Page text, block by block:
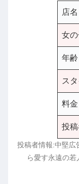
店名
女
年齢
ス
料金
投
投稿者情報:中堅広
ら愛す永遠の